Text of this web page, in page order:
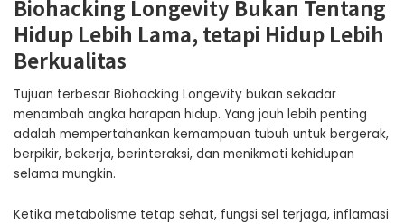
Biohacking Longevity Bukan Tentang
Hidup Lebih Lama, tetapi Hidup Lebih
Berkualitas
Tujuan terbesar Biohacking Longevity bukan sekadar
menambah angka harapan hidup. Yang jauh lebih penting
adalah mempertahankan kemampuan tubuh untuk bergerak,
berpikir, bekerja, berinteraksi, dan menikmati kehidupan
selama mungkin.
Ketika metabolisme tetap sehat, fungsi sel terjaga, inflamasi